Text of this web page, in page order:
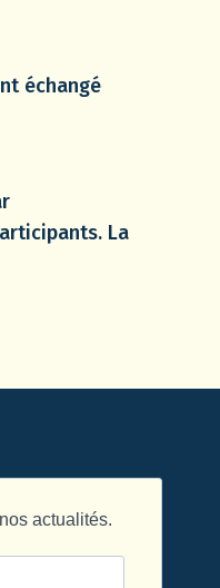
échangé
La